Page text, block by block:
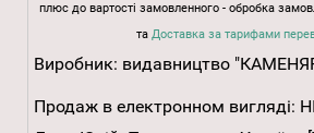
плюс до вартості замовленного - обробка
та Доставка за тарифами
Виробник: видавництво
Продаж в електронном вигляді: НІ